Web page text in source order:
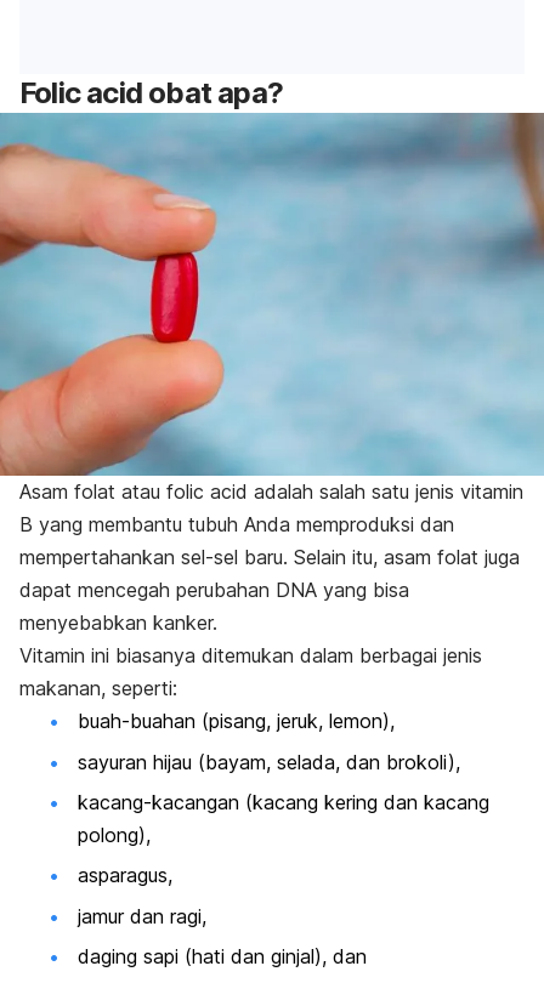
Folic acid obat apa?
Asam folat atau folic acid adalah salah satu jenis vitamin
B yang membantu tubuh Anda memproduksi dan
mempertahankan sel-sel baru. Selain itu, asam folat juga
dapat mencegah perubahan DNA yang bisa
menyebabkan kanker.
Vitamin ini biasanya ditemukan dalam berbagai jenis
makanan, seperti:
buah-buahan (pisang, jeruk, lemon),
sayuran hijau (bayam, selada, dan brokoli),
kacang-kacangan (kacang kering dan kacang
polong),
asparagus,
jamur dan ragi,
daging sapi (hati dan ginjal), dan